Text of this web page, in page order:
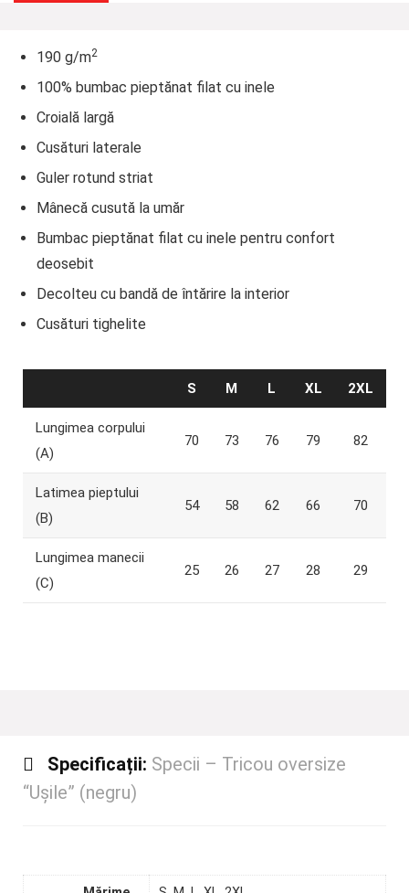
190 g/m2
100% bumbac pieptănat filat cu inele
Croială largă
Cusături laterale
Guler rotund striat
Mânecă cusută la umăr
Bumbac pieptănat filat cu inele pentru confort
deosebit
Decolteu cu bandă de întărire la interior
Cusături tighelite
S M L XL 2XL
Lungimea corpului
(A)
70 73 76 79 82
Latimea pieptului
(B)
54 58 62 66 70
Lungimea manecii
(C)
25 26 27 28 29
Specificații: Specii – Tricou oversize
“Ușile” (negru)